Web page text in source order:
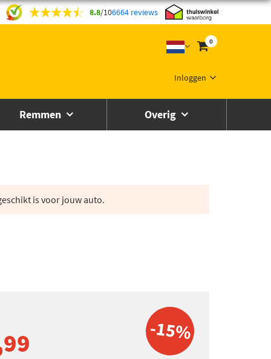
8.8/106664 reviews
0
Inloggen
Remmen Overig
is voor jouw auto.
-15%